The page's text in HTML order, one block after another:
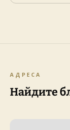
АДРЕСА
Найдите